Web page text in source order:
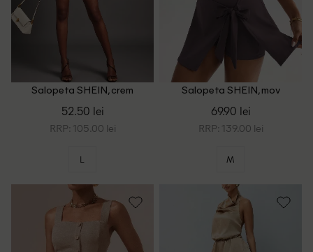
Salopeta SHEIN, crem
52.50 lei
RRP: 105.00 lei
L
Salopeta SHEIN, mov
69.90 lei
RRP: 139.00 lei
M